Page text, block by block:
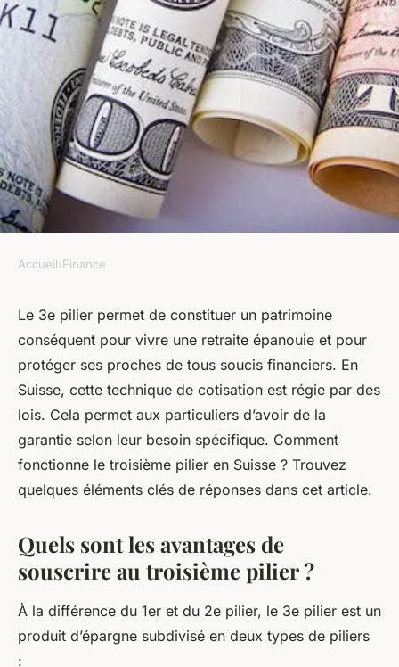
Comment fonctionne le 3ème
pilier Suisse ?
armand •14 décembre 2022•2 min de lecture
Accueil›Finance
Le 3e pilier permet de constituer un patrimoine
conséquent pour vivre une retraite épanouie et pour
protéger ses proches de tous soucis financiers. En
Suisse, cette technique de cotisation est régie par des
lois. Cela permet aux particuliers d’avoir de la
garantie selon leur besoin spécifique. Comment
fonctionne le troisième pilier en Suisse ? Trouvez
quelques éléments clés de réponses dans cet article.
Quels sont les avantages de
souscrire au troisième pilier ?
À la différence du 1er et du 2e pilier, le 3e pilier est un
produit d’épargne subdivisé en deux types de piliers
: